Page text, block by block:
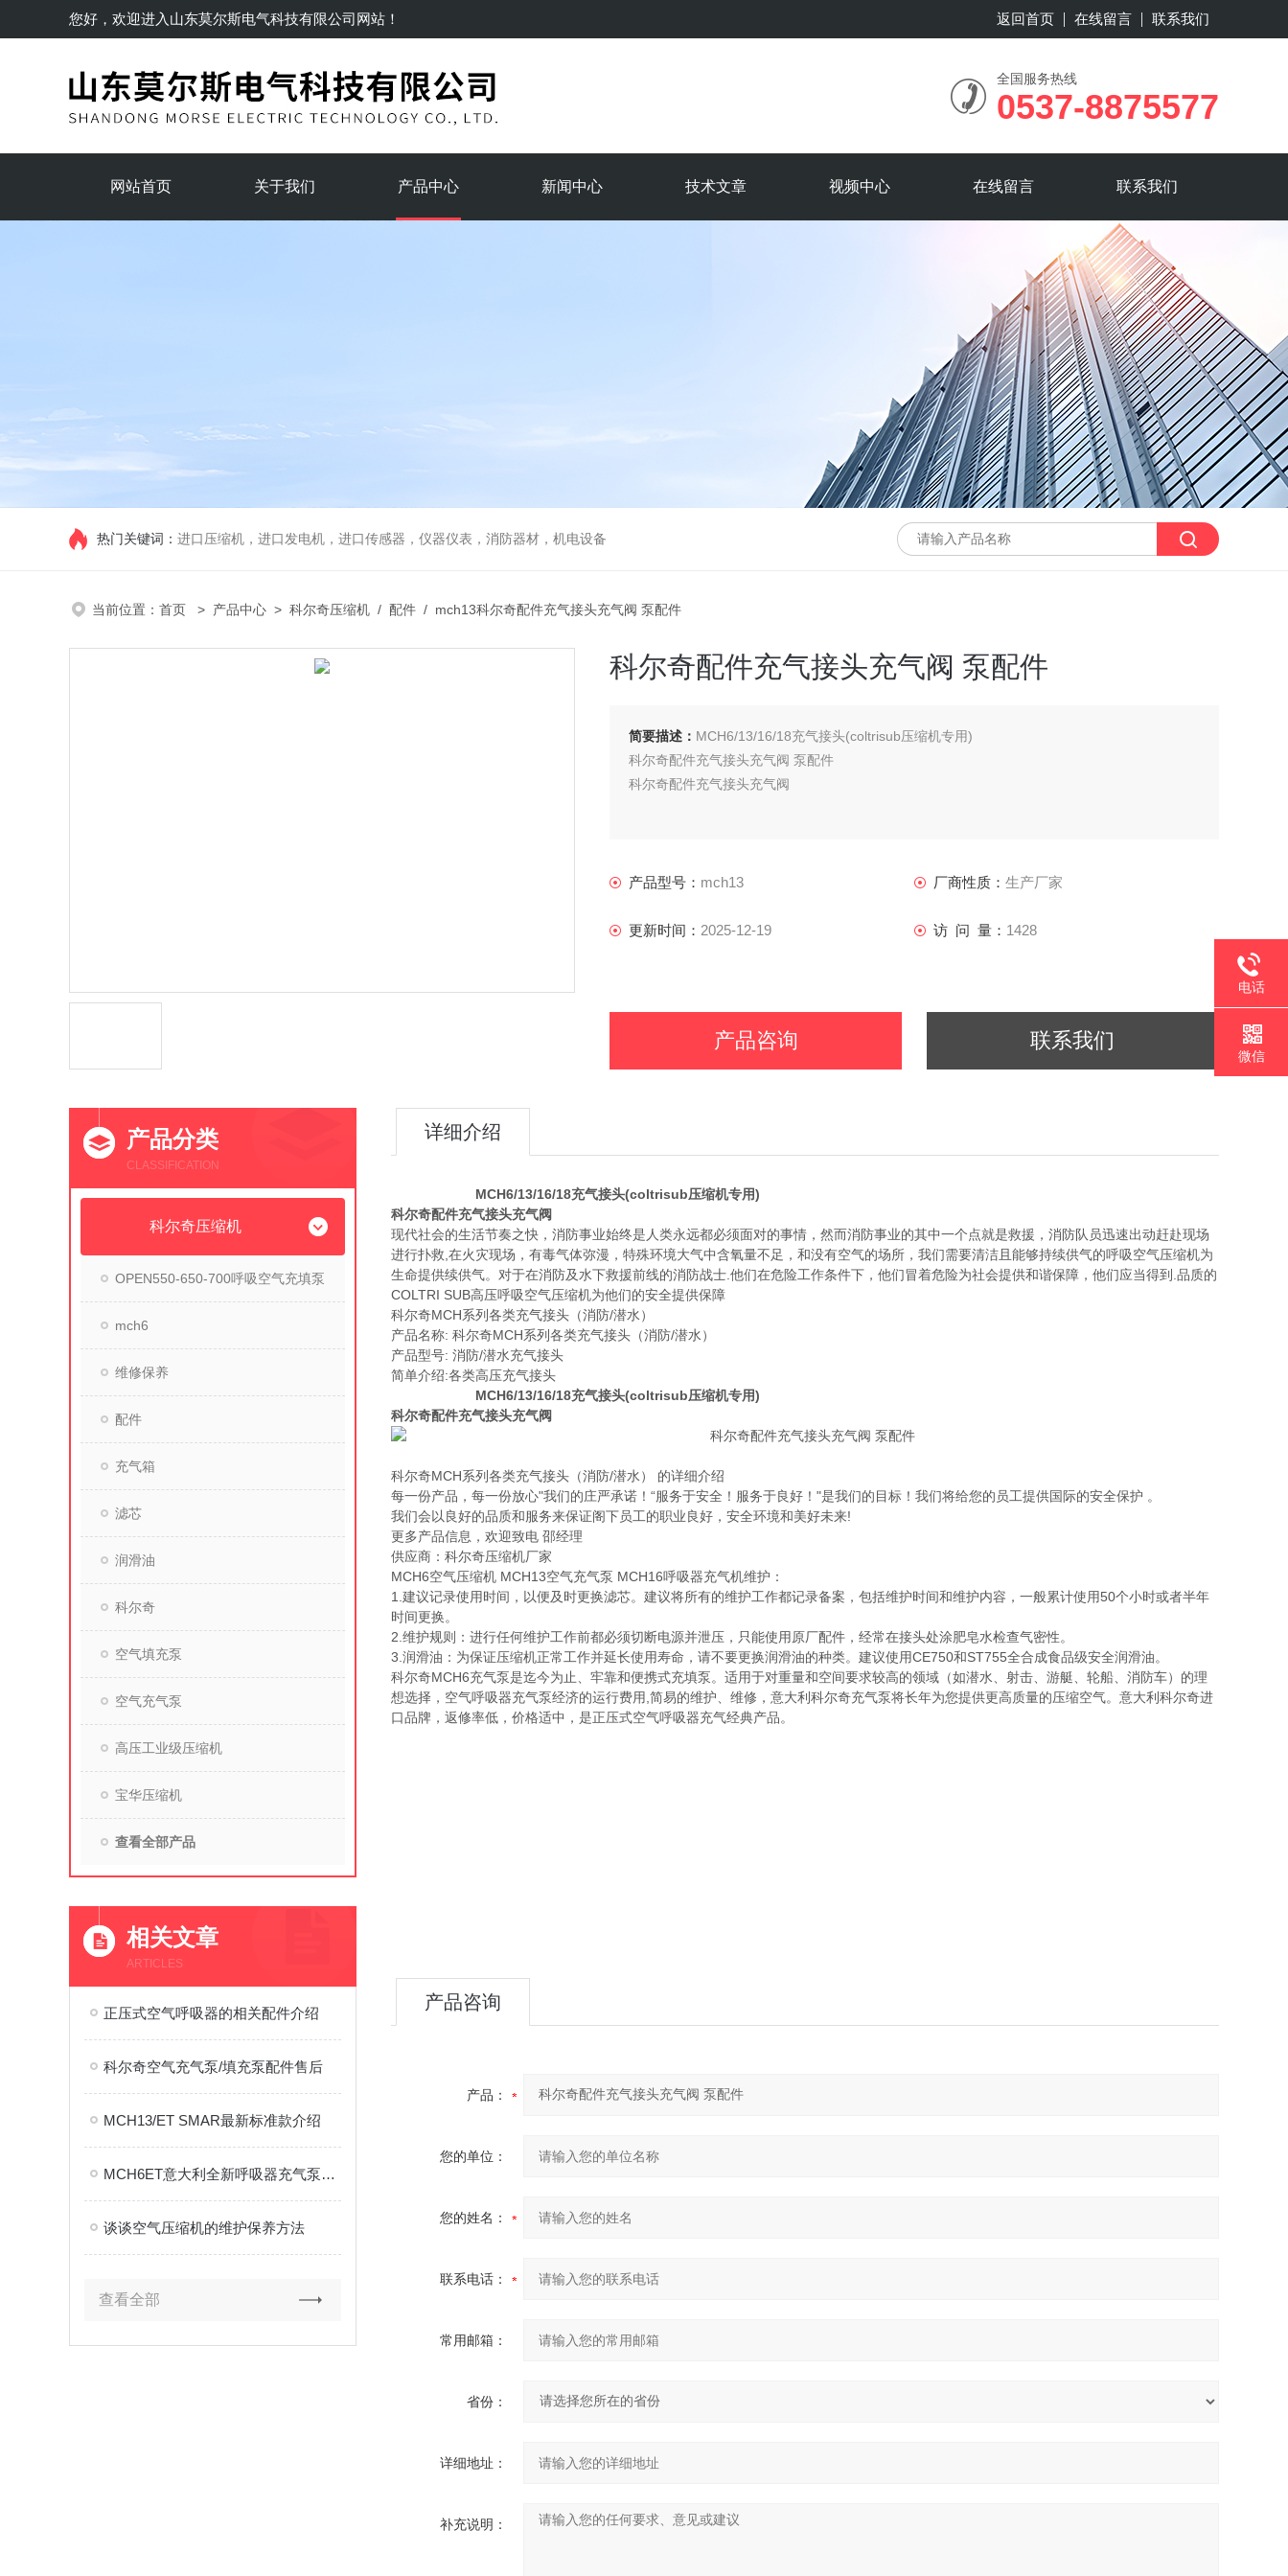
您好，欢迎进入 山东莫尔斯电气科技有限公司网站！ 返回首页 在线留言 联系我们
全国服务热线
0537-8875577
网站首页 关于我们 产品中心 新闻中心 技术文章 视频中心 在线留言 联系我们
热门关键词： 进口压缩机，进口发电机，进口传感器，仪器仪表，消防器材，机电设备
当前位置： 首页 > 产品中心 > 科尔奇压缩机 / 配件 / mch13科尔奇配件充气接头充气阀 泵配件
科尔奇配件充气接头充气阀 泵配件
简要描述： MCH6/13/16/18充气接头(coltrisub压缩机专用)
科尔奇配件充气接头充气阀 泵配件
科尔奇配件充气接头充气阀
产品型号： mch13 厂商性质： 生产厂家
更新时间： 2025-12-19 访 问 量： 1428
产品咨询 联系我们
产品分类
CLASSIFICATION
科尔奇压缩机
OPEN550-650-700呼吸空气充填泵
mch6
维修保养
配件
充气箱
滤芯
润滑油
科尔奇
空气填充泵
空气充气泵
高压工业级压缩机
宝华压缩机
查看全部产品
相关文章
ARTICLES
正压式空气呼吸器的相关配件介绍
科尔奇空气充气泵/填充泵配件售后
MCH13/ET SMAR最新标准款介绍
MCH6ET意大利全新呼吸器充气泵充气泵使用方法
谈谈空气压缩机的维护保养方法
查看全部
详细介绍
MCH6/13/16/18充气接头(coltrisub压缩机专用)
科尔奇配件充气接头充气阀
现代社会的生活节奏之快，消防事业始终是人类永远都必须面对的事情，然而消防事业的其中一个点就是救援，消防队员迅速出动赶赴现场
进行扑救,在火灾现场，有毒气体弥漫，特殊环境大气中含氧量不足，和没有空气的场所，我们需要清洁且能够持续供气的呼吸空气压缩机为
生命提供续供气。对于在消防及水下救援前线的消防战士.他们在危险工作条件下，他们冒着危险为社会提供和谐保障，他们应当得到.品质的
COLTRI SUB高压呼吸空气压缩机为他们的安全提供保障
科尔奇MCH系列各类充气接头（消防/潜水）
产品名称: 科尔奇MCH系列各类充气接头（消防/潜水）
产品型号: 消防/潜水充气接头
简单介绍:各类高压充气接头
MCH6/13/16/18充气接头(coltrisub压缩机专用)
科尔奇配件充气接头充气阀
科尔奇MCH系列各类充气接头（消防/潜水） 的详细介绍
每一份产品，每一份放心"我们的庄严承诺！“服务于安全！服务于良好！"是我们的目标！我们将给您的员工提供国际的安全保护 。
我们会以良好的品质和服务来保证阁下员工的职业良好，安全环境和美好未来!
更多产品信息，欢迎致电 邵经理
供应商：科尔奇压缩机厂家
MCH6空气压缩机 MCH13空气充气泵 MCH16呼吸器充气机维护：
1.建议记录使用时间，以便及时更换滤芯。建议将所有的维护工作都记录备案，包括维护时间和维护内容，一般累计使用50个小时或者半年
时间更换。
2.维护规则：进行任何维护工作前都必须切断电源并泄压，只能使用原厂配件，经常在接头处涂肥皂水检查气密性。
3.润滑油：为保证压缩机正常工作并延长使用寿命，请不要更换润滑油的种类。建议使用CE750和ST755全合成食品级安全润滑油。
科尔奇MCH6充气泵是迄今为止、牢靠和便携式充填泵。适用于对重量和空间要求较高的领域（如潜水、射击、游艇、轮船、消防车）的理
想选择，空气呼吸器充气泵经济的运行费用,简易的维护、维修，意大利科尔奇充气泵将长年为您提供更高质量的压缩空气。意大利科尔奇进
口品牌，返修率低，价格适中，是正压式空气呼吸器充气经典产品。
产品咨询
产品：
您的单位：
您的姓名：
联系电话：
常用邮箱：
省份：
详细地址：
补充说明：
电话
微信